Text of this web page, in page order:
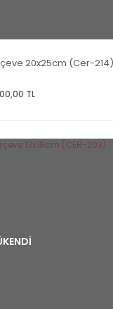
20x25cm (Cer-214)
TL